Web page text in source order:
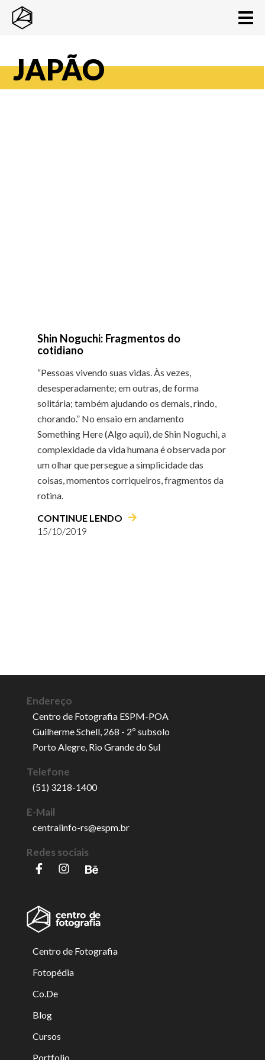
JAPÃO
Shin Noguchi: Fragmentos do
cotidiano
“Pessoas vivendo suas vidas. Às vezes,
desesperadamente; em outras, de forma
solitária; também ajudando os demais, rindo,
chorando.” No ensaio em andamento
Something Here (Algo aqui), de Shin Noguchi, a
complexidade da vida humana é observada por
um olhar que persegue a simplicidade das
coisas, momentos corriqueiros, fragmentos da
rotina.
15/10/2019
CONTINUE LENDO
Endereço
Centro de Fotografia ESPM-POA
Guilherme Schell, 268 - 2º subsolo
Porto Alegre, Rio Grande do Sul
Telefone
(51) 3218-1400
E-Mail
centralinfo-rs@espm.br
Redes sociais
Centro de Fotografia
Fotopédia
Co.De
Blog
Cursos
Portfolio